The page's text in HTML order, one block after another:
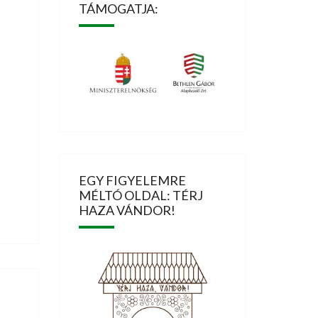
TÁMOGATJA:
EGY FIGYELEMRE
MÉLTÓ OLDAL: TÉRJ
HAZA VÁNDOR!